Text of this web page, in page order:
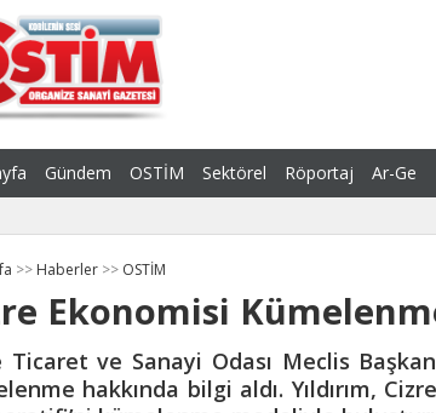
Gündem OSTİM Sektörel Röportaj Ar-Ge
>> Haberler >> OSTİM
Ekonomisi
Ticaret ve Sanayi Odası Meclis
hakkında bilgi aldı. Yıldırım,